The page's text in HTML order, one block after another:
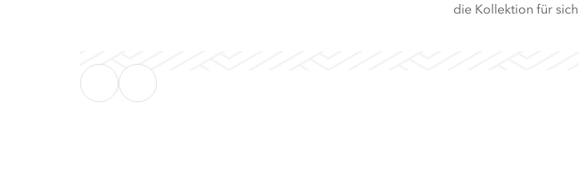
die Kollektion für